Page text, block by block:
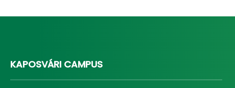
KAPOSVÁRI CAMPUS